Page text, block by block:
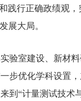
践行正确政绩观，
展大局。
室建设、新材料
步优化学科设置
到“计量测试技术